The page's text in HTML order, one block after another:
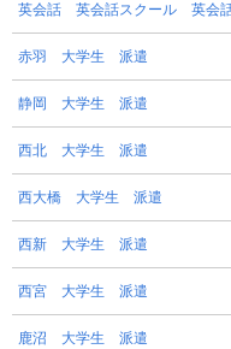
英会話 英会話スクール 英会
赤羽 大学生 派遣
静岡 大学生 派遣
西北 大学生 派遣
西大橋 大学生 派遣
西新 大学生 派遣
西宮 大学生 派遣
鹿沼 大学生 派遣